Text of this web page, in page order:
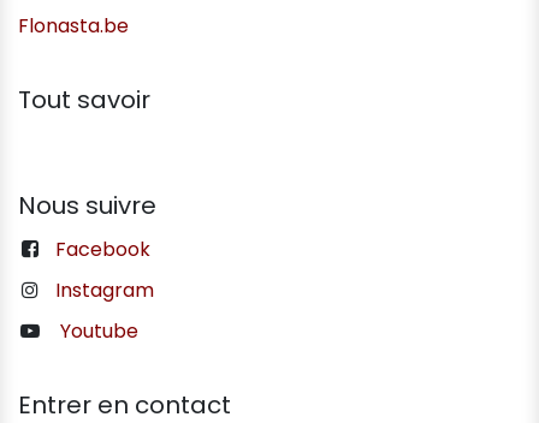
Flonasta.be
Tout savoir
Nous suivre
Facebook
Instagram
Youtube
Entrer en contact